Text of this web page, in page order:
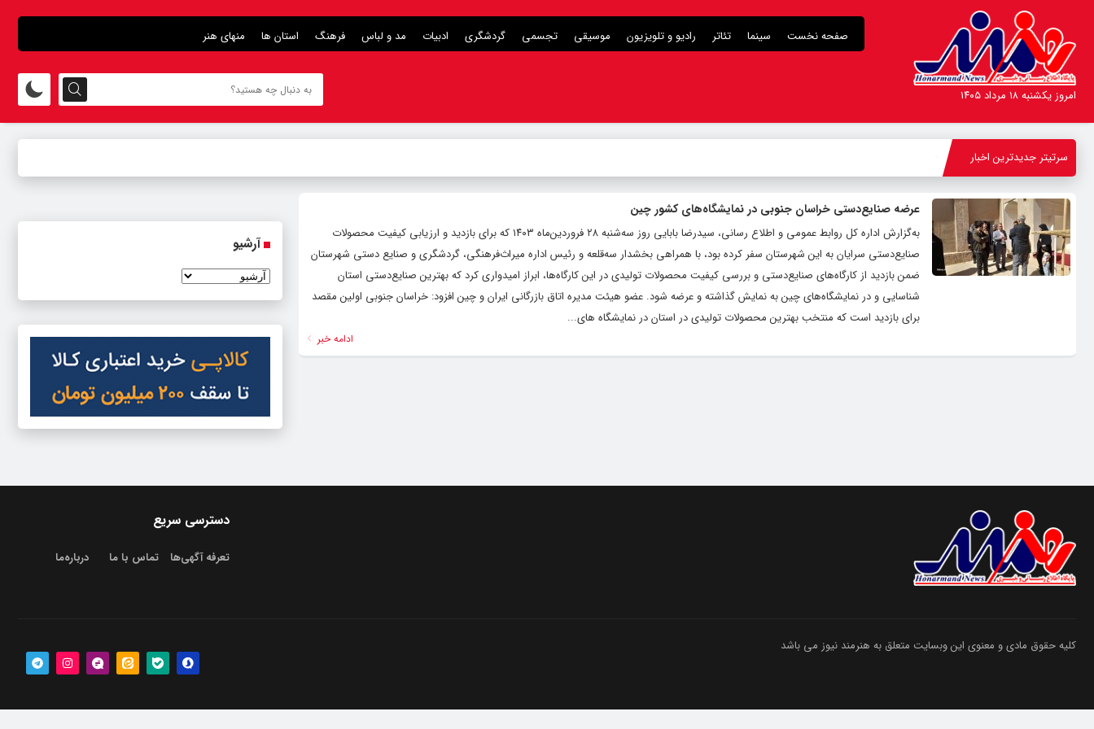
صفحه نخست سینما تئاتر رادیو و تلویزیون موسیقی تجسمی گردشگری ادبیات مد و لباس فرهنگ استان ها منهای هنر
امروز یکشنبه ۱۸ مرداد ۱۴۰۵
سرتیتر جدیدترین اخبار
عرضه صنایع‌دستی خراسان جنوبی در نمایشگاه‌های کشور چین
به‌گزارش اداره کل روابط عمومی و اطلاع رسانی، سیدرضا بابایی روز سه‌شنبه ۲۸ فروردین‌ماه ۱۴۰۳ که برای بازدید و ارزیابی کیفیت محصولات
صنایع‌دستی سرایان به این شهرستان سفر کرده بود، با همراهی بخشدار سه‌قلعه و رئیس اداره میراث‌فرهنگی، گردشگری و صنایع دستی شهرستان
ضمن بازدید از کارگاه‌های صنایع‌دستی و بررسی کیفیت محصولات تولیدی در این کارگاه‌ها، ابراز امیدواری کرد که بهترین صنایع‌دستی استان
شناسایی و در نمایشگاه‌های چین به نمایش گذاشته و عرضه شود. عضو هیئت مدیره اتاق بازرگانی ایران و چین افزود: خراسان جنوبی اولین مقصد
برای بازدید است که منتخب بهترین محصولات تولیدی در استان در نمایشگاه های...
ادامه خبر
آرشیو
دسترسی سریع
تعرفه آگهی‌ها تماس با ما درباره‌‌ما
کلیه حقوق مادی و معنوی این وبسایت متعلق به هنرمند نیوز می باشد